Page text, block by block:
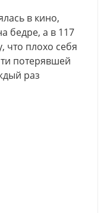
в кино,
бедре, а в 117
что плохо себя
потерявшей
раз